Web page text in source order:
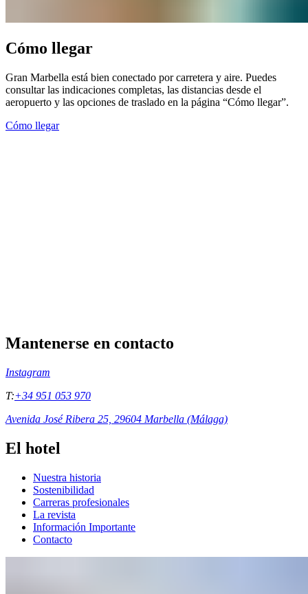
Cómo llegar​​​​‌ ‍ ​‍​‍‌‍ ‌ ​‍‌‍‍‌‌‍‌ ‌‍‍‌‌‍ ‍​‍​‍​ ‍‍​‍​‍‌ ​ ‌‍​‌‌‍ ‍‌‍‍‌‌ ‌​‌ ‍‌​‍ ‍‌‍‍‌‌‍ ​‍​‍​‍ ​​‍​‍‌‍‍​‌ ​‍‌‍‌‌‌‍‌‍​‍​‍​ ‍‍​‍​‍‌‍‍​‌ ‌​‌ ‌​‌ ​​‌ ​ ​ ‍‍​‍ ​‍ ‌‍ ​​‍ ‌‌‍​‌‌‍ ‍‌‍‌​​‍ ‌‌ ​‍​‍ ‌‌‍‍​‌‍ ‌ ‌​‌‍‌‌‌‍ ​‌ ​ ​‍ ‌‌ ​ ‌ ‌​‌ ‌‌‌‍‌​‌‍‍‌‌‍ ​‍ ‍‌ ‌‍‌‍‌‌‌ ​‍‌‍​ ‌‍‌‌‌‍ ​​‍ ‍‌‍​‌‌ ​​‌ ​​​‍ ‌‍‍‌‌‍ ‍‌ ‌​‌‍‌‌‌‍ ‍‌ ‌​​‍ ‌‍‌‌‌‍‌​‌‍‍‌‌ ‌​​‍ ‌‍ ‌‌‍ ‌‍‌​‌‍‌‌​ ‌‌ ​​‌ ​‍‌‍‌‌‌ ​ ‌‍‌‌‌‍ ‍‌ ‌​‌‍​‌‌ ‌​‌‍‍‌‌‍ ‌‍ ‍​ ‍ ‌‍‍‌‌‍‌​​ ‌‌‍​‍‌‍‌‌‌‍​‍‌‍​ ​ ​​‌‍​ ​ ‌ ​ ‍‌​‍ ‌‌‍​‍‌‍​‌​ ‍‌​ ‌ ​‍ ‌​ ‌​​ ‌‌​ ​​​ ​‍​‍ ‌‌‍​‍​ ‌‌​ ‌​​ ‍​​‍ ‌​ ‍‌‌‍‌‌‌‍‌‌​ ​ ‌‍‌​​ ‌‌​ ‌ ​ ‌​‌‍‌‌‌‍​‌‌‍​‍​ ​‌​ ‍ ‌ ‌​‌ ‍‌‌ ​​‌‍‌‌​ ‌‌‍‍​‌‍ ‌ ‌​‌‍‌‌‌‍ ​‌‌​ ‌‍‍‌‌ ‌​‌‍‌‌‌‌​​‌‍​‌‌‍‌ ‌‍‌‌​ ‍ ‌ ​​‌‍​‌‌ ‌​‌‍‍​​ ‌‌ ​​‌‍​‌‌‍‌ ‌‍‌‌‌​​‍‌ ‌‌‌‍‍‌‌‍ ​‌‍‌​‌‍‌‌‌ ​‍​‍‌‌​ ‌‌‌​​‍‌‌ ‌‍‍ ‌‍‌‌‌ ‍‌​‍‌‌​ ​ ‌​‌​​‍‌‌​ ​ ‌​‌​​‍‌‌​ ​‍​ ​‍‌‍‌‌‌‍‌‍​ ‌​‌‍​‍​ ​ ​ ‍​​ ‌‌‌‍​‍‌‍‌​​ ‍‌​ ‌​​ ‌‍​‍‌‌​ ​‍​ ​‍​‍‌‌​ ‌‌‌​‌​​‍ ‍‌‍‍​‌‍‌‌‌‍​‌‌‍‌​‌‍‍‌‌‍ ‍‌‍‌ ​ ‌‍​‍‌‍​‌‌ ​ ‌‍‌‌‌‌‌‌‌ ​‍‌‍ ​​ ‌‌‍‍​‌ ‌​‌ ‌​‌ ​​‌ ​ ​‍‌‌​ ​ ‌​​‌​‍‌‌​ ​‍‌​‌‍​‍‌‌​ ​‍‌​‌‍‌‍ ​​‍ ‌‌‍​‌‌‍ ‍‌‍‌​​‍ ‌‌ ​‍​‍ ‌‌‍‍​‌‍ ‌ ‌​‌‍‌‌‌‍ ​‌ ​ ​‍ ‌‌ ​ ‌ ‌​‌ ‌‌‌‍‌​‌‍‍‌‌‍ ​‍ ‍‌ ‌‍‌‍‌‌‌ ​‍‌‍​ ‌‍‌‌‌‍ ​​‍ ‍‌‍​‌‌ ​​‌ ​​​‍‌‍‌‍‍‌‌‍‌​​ ‌‌‍​‍‌‍‌‌‌‍​‍‌‍​ ​ ​​‌‍​ ​ ‌ ​ ‍‌​‍ ‌‌‍​‍‌‍​‌​ ‍‌​ ‌ ​‍ ‌​ ‌​​ ‌‌​ ​​​ ​‍​‍ ‌‌‍​‍​ ‌‌​ ‌​​ ‍​​‍ ‌​ ‍‌‌‍‌‌‌‍‌‌​ ​ ‌‍‌​​ ‌‌​ ‌ ​ ‌​‌‍‌‌‌‍​‌‌‍​‍​ ​‌​‍‌‍‌ ‌​‌ ‍‌‌ ​​‌‍‌‌​ ‌‌‍‍​‌‍ ‌ ‌​‌‍‌‌‌‍ ​‌‌​ ‌‍‍‌‌ ‌​‌‍‌‌‌‌​​‌‍​‌‌‍‌ ‌‍‌‌​‍‌‍‌ ​​‌‍​‌‌ ‌​‌‍‍​​ ‌‌ ​​‌‍​‌‌‍‌ ‌‍‌‌‌​​‍‌ ‌‌‌‍‍‌‌‍ ​‌‍‌​‌‍‌‌‌ ​‍​‍‌‌​ ‌‌‌​​‍‌‌ ‌‍‍ ‌‍‌‌‌ ‍‌​‍‌‌​ ​ ‌​‌​​‍‌‌​ ​ ‌​‌​​‍‌‌​ ​‍​ ​‍‌‍‌‌‌‍‌‍​ ‌​‌‍​‍​ ​ ​ ‍​​ ‌‌‌‍​‍‌‍‌​​ ‍‌​ ‌​​ ‌‍​‍‌‌​ ​‍​ ​‍​‍‌‌​ ‌‌‌​‌​​‍ ‍‌‍‍​‌‍‌‌‌‍​‌‌‍‌​‌‍‍‌‌‍ ‍‌‍‌ ​‍‌‍‌ ​​‌‍‌‌‌ ​‍‌ ​ ‌ ​​‌‍‌‌‌‍​ ‌ ‌​‌‍‍‌‌ ‌‍‌‍‌‌​ ‌‌ ​​‌ ‌‌‌‍​‍‌‍ ​‌‍‍‌‌ ​ ‌‍‍​‌‍‌‌‌‍‌​​‍​‍‌ ‌
Gran Marbella está bien conectado por carretera y aire. Puedes
consultar las indicaciones completas, las distancias desde el
aeropuerto y las opciones de traslado en la página “Cómo llegar”.​​​​‌ ‍ ​‍​‍‌‍ ‌ ​‍‌‍‍‌‌‍‌ ‌‍‍‌‌‍ ‍​‍​‍​ ‍‍​‍​‍‌ ​ ‌‍​‌‌‍ ‍‌‍‍‌‌ ‌​‌ ‍‌​‍ ‍‌‍‍‌‌‍ ​‍​‍​‍ ​​‍​‍‌‍‍​‌ ​‍‌‍‌‌‌‍‌‍​‍​‍​ ‍‍​‍​‍‌‍‍​‌ ‌​‌ ‌​‌ ​​‌ ​ ​ ‍‍​‍ ​‍ ‌‍ ​​‍ ‌‌‍​‌‌‍ ‍‌‍‌​​‍ ‌‌ ​‍​‍ ‌‌‍‍​‌‍ ‌ ‌​‌‍‌‌‌‍ ​‌ ​ ​‍ ‌‌ ​ ‌ ‌​‌ ‌‌‌‍‌​‌‍‍‌‌‍ ​‍ ‍‌ ‌‍‌‍‌‌‌ ​‍‌‍​ ‌‍‌‌‌‍ ​​‍ ‍‌‍​‌‌ ​​‌ ​​​‍ ‌‍‍‌‌‍ ‍‌ ‌​‌‍‌‌‌‍ ‍‌ ‌​​‍ ‌‍‌‌‌‍‌​‌‍‍‌‌ ‌​​‍ ‌‍ ‌‌‍ ‌‍‌​‌‍‌‌​ ‌‌ ​​‌ ​‍‌‍‌‌‌ ​ ‌‍‌‌‌‍ ‍‌ ‌​‌‍​‌‌ ‌​‌‍‍‌‌‍ ‌‍ ‍​ ‍ ‌‍‍‌‌‍‌​​ ‌‌‍​‍‌‍‌‌‌‍​‍‌‍​ ​ ​​‌‍​ ​ ‌ ​ ‍‌​‍ ‌‌‍​‍‌‍​‌​ ‍‌​ ‌ ​‍ ‌​ ‌​​ ‌‌​ ​​​ ​‍​‍ ‌‌‍​‍​ ‌‌​ ‌​​ ‍​​‍ ‌​ ‍‌‌‍‌‌‌‍‌‌​ ​ ‌‍‌​​ ‌‌​ ‌ ​ ‌​‌‍‌‌‌‍​‌‌‍​‍​ ​‌​ ‍ ‌ ‌​‌ ‍‌‌ ​​‌‍‌‌​ ‌‌‍‍​‌‍ ‌ ‌​‌‍‌‌‌‍ ​‌‌​ ‌‍‍‌‌ ‌​‌‍‌‌‌‌​​‌‍​‌‌‍‌ ‌‍‌‌​ ‍ ‌ ​​‌‍​‌‌ ‌​‌‍‍​​ ‌‌ ​​‌‍​‌‌‍‌ ‌‍‌‌‌​​‍‌ ‌‌‌‍‍‌‌‍ ​‌‍‌​‌‍‌‌‌ ​‍​‍‌‌​ ‌‌‌​​‍‌‌ ‌‍‍ ‌‍‌‌‌ ‍‌​‍‌‌​ ​ ‌​‌​​‍‌‌​ ​ ‌​‌​​‍‌‌​ ​‍​ ​‍‌‍‌‌‌‍‌‍​ ‌​‌‍​‍​ ​ ​ ‍​​ ‌‌‌‍​‍‌‍‌​​ ‍‌​ ‌​​ ‌‍​‍‌‌​ ​‍​ ​‍​‍‌‌​ ‌‌‌​‌​​‍ ‍‌‍​‍‌‍ ‌‍‌​‌ ‍‌​ ‌‍​‍‌‍​‌‌ ​ ‌‍‌‌‌‌‌‌‌ ​‍‌‍ ​​ ‌‌‍‍​‌ ‌​‌ ‌​‌ ​​‌ ​ ​‍‌‌​ ​ ‌​​‌​‍‌‌​ ​‍‌​‌‍​‍‌‌​ ​‍‌​‌‍‌‍ ​​‍ ‌‌‍​‌‌‍ ‍‌‍‌​​‍ ‌‌ ​‍​‍ ‌‌‍‍​‌‍ ‌ ‌​‌‍‌‌‌‍ ​‌ ​ ​‍ ‌‌ ​ ‌ ‌​‌ ‌‌‌‍‌​‌‍‍‌‌‍ ​‍ ‍‌ ‌‍‌‍‌‌‌ ​‍‌‍​ ‌‍‌‌‌‍ ​​‍ ‍‌‍​‌‌ ​​‌ ​​​‍‌‍‌‍‍‌‌‍‌​​ ‌‌‍​‍‌‍‌‌‌‍​‍‌‍​ ​ ​​‌‍​ ​ ‌ ​ ‍‌​‍ ‌‌‍​‍‌‍​‌​ ‍‌​ ‌ ​‍ ‌​ ‌​​ ‌‌​ ​​​ ​‍​‍ ‌‌‍​‍​ ‌‌​ ‌​​ ‍​​‍ ‌​ ‍‌‌‍‌‌‌‍‌‌​ ​ ‌‍‌​​ ‌‌​ ‌ ​ ‌​‌‍‌‌‌‍​‌‌‍​‍​ ​‌​‍‌‍‌ ‌​‌ ‍‌‌ ​​‌‍‌‌​ ‌‌‍‍​‌‍ ‌ ‌​‌‍‌‌‌‍ ​‌‌​ ‌‍‍‌‌ ‌​‌‍‌‌‌‌​​‌‍​‌‌‍‌ ‌‍‌‌​‍‌‍‌ ​​‌‍​‌‌ ‌​‌‍‍​​ ‌‌ ​​‌‍​‌‌‍‌ ‌‍‌‌‌​​‍‌ ‌‌‌‍‍‌‌‍ ​‌‍‌​‌‍‌‌‌ ​‍​‍‌‌​ ‌‌‌​​‍‌‌ ‌‍‍ ‌‍‌‌‌ ‍‌​‍‌‌​ ​ ‌​‌​​‍‌‌​ ​ ‌​‌​​‍‌‌​ ​‍​ ​‍‌‍‌‌‌‍‌‍​ ‌​‌‍​‍​ ​ ​ ‍​​ ‌‌‌‍​‍‌‍‌​​ ‍‌​ ‌​​ ‌‍​‍‌‌​ ​‍​ ​‍​‍‌‌​ ‌‌‌​‌​​‍ ‍‌‍​‍‌‍ ‌‍‌​‌ ‍‌​‍‌‍‌ ​​‌‍‌‌‌ ​‍‌ ​ ‌ ​​‌‍‌‌‌‍​ ‌ ‌​‌‍‍‌‌ ‌‍‌‍‌‌​ ‌‌ ​​‌ ‌‌‌‍​‍‌‍ ​‌‍‍‌‌ ​ ‌‍‍​‌‍‌‌‌‍‌​​‍​‍‌ ‌
Cómo llegar​​​​‌ ‍ ​‍​‍‌‍ ‌ ​‍‌‍‍‌‌‍‌ ‌‍‍‌‌‍ ‍​‍​‍​ ‍‍​‍​‍‌ ​ ‌‍​‌‌‍ ‍‌‍‍‌‌ ‌​‌ ‍‌​‍ ‍‌‍‍‌‌‍ ​‍​‍​‍ ​​‍​‍‌‍‍​‌ ​‍‌‍‌‌‌‍‌‍​‍​‍​ ‍‍​‍​‍‌‍‍​‌ ‌​‌ ‌​‌ ​​‌ ​ ​ ‍‍​‍ ​‍ ‌‍ ​​‍ ‌‌‍​‌‌‍ ‍‌‍‌​​‍ ‌‌ ​‍​‍ ‌‌‍‍​‌‍ ‌ ‌​‌‍‌‌‌‍ ​‌ ​ ​‍ ‌‌ ​ ‌ ‌​‌ ‌‌‌‍‌​‌‍‍‌‌‍ ​‍ ‍‌ ‌‍‌‍‌‌‌ ​‍‌‍​ ‌‍‌‌‌‍ ​​‍ ‍‌‍​‌‌ ​​‌ ​​​‍ ‌‍‍‌‌‍ ‍‌ ‌​‌‍‌‌‌‍ ‍‌ ‌​​‍ ‌‍‌‌‌‍‌​‌‍‍‌‌ ‌​​‍ ‌‍ ‌‌‍ ‌‍‌​‌‍‌‌​ ‌‌ ​​‌ ​‍‌‍‌‌‌ ​ ‌‍‌‌‌‍ ‍‌ ‌​‌‍​‌‌ ‌​‌‍‍‌‌‍ ‌‍ ‍​ ‍ ‌‍‍‌‌‍‌​​ ‌‌‍​‍‌‍‌‌‌‍​‍‌‍​ ​ ​​‌‍​ ​ ‌ ​ ‍‌​‍ ‌‌‍​‍‌‍​‌​ ‍‌​ ‌ ​‍ ‌​ ‌​​ ‌‌​ ​​​ ​‍​‍ ‌‌‍​‍​ ‌‌​ ‌​​ ‍​​‍ ‌​ ‍‌‌‍‌‌‌‍‌‌​ ​ ‌‍‌​​ ‌‌​ ‌ ​ ‌​‌‍‌‌‌‍​‌‌‍​‍​ ​‌​ ‍ ‌ ‌​‌ ‍‌‌ ​​‌‍‌‌​ ‌‌‍‍​‌‍ ‌ ‌​‌‍‌‌‌‍ ​‌‌​ ‌‍‍‌‌ ‌​‌‍‌‌‌‌​​‌‍​‌‌‍‌ ‌‍‌‌​ ‍ ‌ ​​‌‍​‌‌ ‌​‌‍‍​​ ‌‌ ​​‌‍​‌‌‍‌ ‌‍‌‌‌​​‍‌ ‌‌‌‍‍‌‌‍ ​‌‍‌​‌‍‌‌‌ ​‍​‍‌‌​ ‌‌‌​​‍‌‌ ‌‍‍ ‌‍‌‌‌ ‍‌​‍‌‌​ ​ ‌​‌​​‍‌‌​ ​ ‌​‌​​‍‌‌​ ​‍​ ​‍‌‍‌‌‌‍‌‍​ ‌​‌‍​‍​ ​ ​ ‍​​ ‌‌‌‍​‍‌‍‌​​ ‍‌​ ‌​​ ‌‍​‍‌‌​ ​‍​ ​‍​‍‌‌​ ‌‌‌​‌​​‍ ‍‌ ​​‌ ​‍‌‍‍‌‌‍ ‌‌‍​‌‌ ​‍‌ ‍‌‌​​ ‌ ‌​‌‍​‌​‍ ‍‌‍ ​‌‍​‌‌‍​‍‌‍‌‌‌‍ ​​ ‌‍​‍‌‍​‌‌ ​ ‌‍‌‌‌‌‌‌‌ ​‍‌‍ ​​ ‌‌‍‍​‌ ‌​‌ ‌​‌ ​​‌ ​ ​‍‌‌​ ​ ‌​​‌​‍‌‌​ ​‍‌​‌‍​‍‌‌​ ​‍‌​‌‍‌‍ ​​‍ ‌‌‍​‌‌‍ ‍‌‍‌​​‍ ‌‌ ​‍​‍ ‌‌‍‍​‌‍ ‌ ‌​‌‍‌‌‌‍ ​‌ ​ ​‍ ‌‌ ​ ‌ ‌​‌ ‌‌‌‍‌​‌‍‍‌‌‍ ​‍ ‍‌ ‌‍‌‍‌‌‌ ​‍‌‍​ ‌‍‌‌‌‍ ​​‍ ‍‌‍​‌‌ ​​‌ ​​​‍‌‍‌‍‍‌‌‍‌​​ ‌‌‍​‍‌‍‌‌‌‍​‍‌‍​ ​ ​​‌‍​ ​ ‌ ​ ‍‌​‍ ‌‌‍​‍‌‍​‌​ ‍‌​ ‌ ​‍ ‌​ ‌​​ ‌‌​ ​​​ ​‍​‍ ‌‌‍​‍​ ‌‌​ ‌​​ ‍​​‍ ‌​ ‍‌‌‍‌‌‌‍‌‌​ ​ ‌‍‌​​ ‌‌​ ‌ ​ ‌​‌‍‌‌‌‍​‌‌‍​‍​ ​‌​‍‌‍‌ ‌​‌ ‍‌‌ ​​‌‍‌‌​ ‌‌‍‍​‌‍ ‌ ‌​‌‍‌‌‌‍ ​‌‌​ ‌‍‍‌‌ ‌​‌‍‌‌‌‌​​‌‍​‌‌‍‌ ‌‍‌‌​‍‌‍‌ ​​‌‍​‌‌ ‌​‌‍‍​​ ‌‌ ​​‌‍​‌‌‍‌ ‌‍‌‌‌​​‍‌ ‌‌‌‍‍‌‌‍ ​‌‍‌​‌‍‌‌‌ ​‍​‍‌‌​ ‌‌‌​​‍‌‌ ‌‍‍ ‌‍‌‌‌ ‍‌​‍‌‌​ ​ ‌​‌​​‍‌‌​ ​ ‌​‌​​‍‌‌​ ​‍​ ​‍‌‍‌‌‌‍‌‍​ ‌​‌‍​‍​ ​ ​ ‍​​ ‌‌‌‍​‍‌‍‌​​ ‍‌​ ‌​​ ‌‍​‍‌‌​ ​‍​ ​‍​‍‌‌​ ‌‌‌​‌​​‍ ‍‌ ​​‌ ​‍‌‍‍‌‌‍ ‌‌‍​‌‌ ​‍‌ ‍‌‌​​ ‌ ‌​‌‍​‌​‍ ‍‌‍ ​‌‍​‌‌‍​‍‌‍‌‌‌‍ ​​‍‌‍‌ ​​‌‍‌‌‌ ​‍‌ ​ ‌ ​​‌‍‌‌‌‍​ ‌ ‌​‌‍‍‌‌ ‌‍‌‍‌‌​ ‌‌ ​​‌ ‌‌‌‍​‍‌‍ ​‌‍‍‌‌ ​ ‌‍‍​‌‍‌‌‌‍‌​​‍​‍‌ ‌
Mantenerse en contacto
Instagram
T:+34 951 053 970
Avenida José Ribera 25, 29604 Marbella (Málaga)
El hotel
Nuestra historia
Sostenibilidad
Carreras profesionales
La revista
Información Importante
Contacto